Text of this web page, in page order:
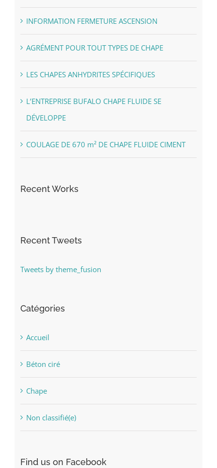
INFORMATION FERMETURE ASCENSION
AGRÉMENT POUR TOUT TYPES DE CHAPE
LES CHAPES ANHYDRITES SPÉCIFIQUES
L’ENTREPRISE BUFALO CHAPE FLUIDE SE
DÉVELOPPE
COULAGE DE 670 m² DE CHAPE FLUIDE CIMENT
Recent Works
Recent Tweets
Tweets by theme_fusion
Catégories
Accueil
Béton ciré
Chape
Non classifié(e)
Find us on Facebook